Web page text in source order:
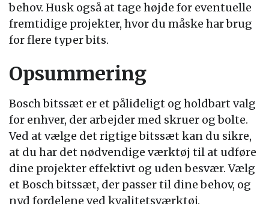
behov. Husk også at tage højde for eventuelle
fremtidige projekter, hvor du måske har brug
for flere typer bits.
Opsummering
Bosch bitssæt er et pålideligt og holdbart valg
for enhver, der arbejder med skruer og bolte.
Ved at vælge det rigtige bitssæt kan du sikre,
at du har det nødvendige værktøj til at udføre
dine projekter effektivt og uden besvær. Vælg
et Bosch bitssæt, der passer til dine behov, og
nyd fordelene ved kvalitetsværktøj.